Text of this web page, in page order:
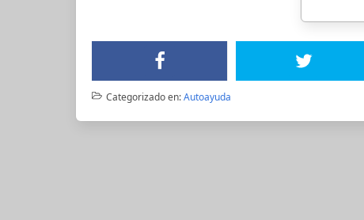
Categorizado en:Autoayuda